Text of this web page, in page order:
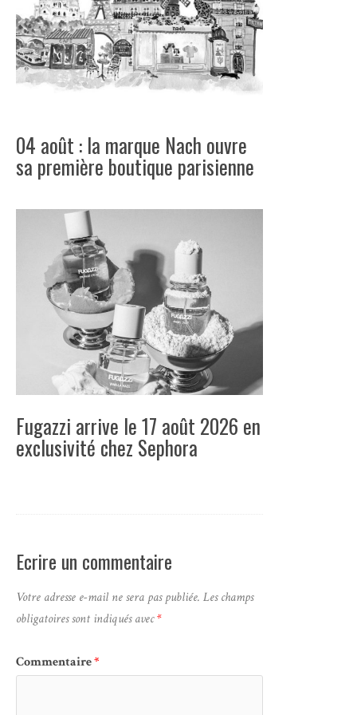
04 août : la marque Nach ouvre
sa première boutique parisienne
Fugazzi arrive le 17 août 2026 en
exclusivité chez Sephora
Ecrire un commentaire
Votre adresse e-mail ne sera pas publiée. Les champs
obligatoires sont indiqués avec*
Commentaire*